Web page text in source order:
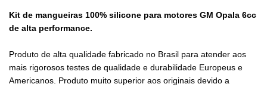
Kit de mangueiras 100% silicone para motores GM Opala 6cc
de alta performance.
Produto de alta qualidade fabricado no Brasil para atender aos
mais rigorosos testes de qualidade e durabilidade Europeus e
Americanos. Produto muito superior aos originais devido a